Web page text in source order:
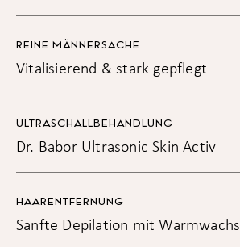
REINE MÄNNERSACHE
Vitalisierend & stark gepflegt
ULTRASCHALLBEHANDLUNG
Dr. Babor Ultrasonic Skin Activ
HAARENTFERNUNG
Sanfte Depilation mit Warmwachs